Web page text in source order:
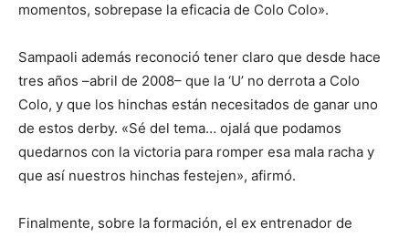
momentos, sobrepase la eficacia de Colo Colo».
Sampaoli además reconoció tener claro que desde hace
tres años –abril de 2008– que la ‘U’ no derrota a Colo
Colo, y que los hinchas están necesitados de ganar uno
de estos derby. «Sé del tema… ojalá que podamos
quedarnos con la victoria para romper esa mala racha y
que así nuestros hinchas festejen», afirmó.
Finalmente, sobre la formación, el ex entrenador de